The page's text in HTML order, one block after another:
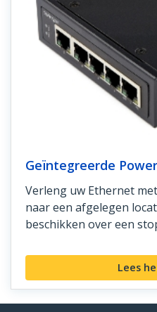
Geïntegreerde
Verleng uw Ethernet
naar een afgelegen
beschikken over een
Lees